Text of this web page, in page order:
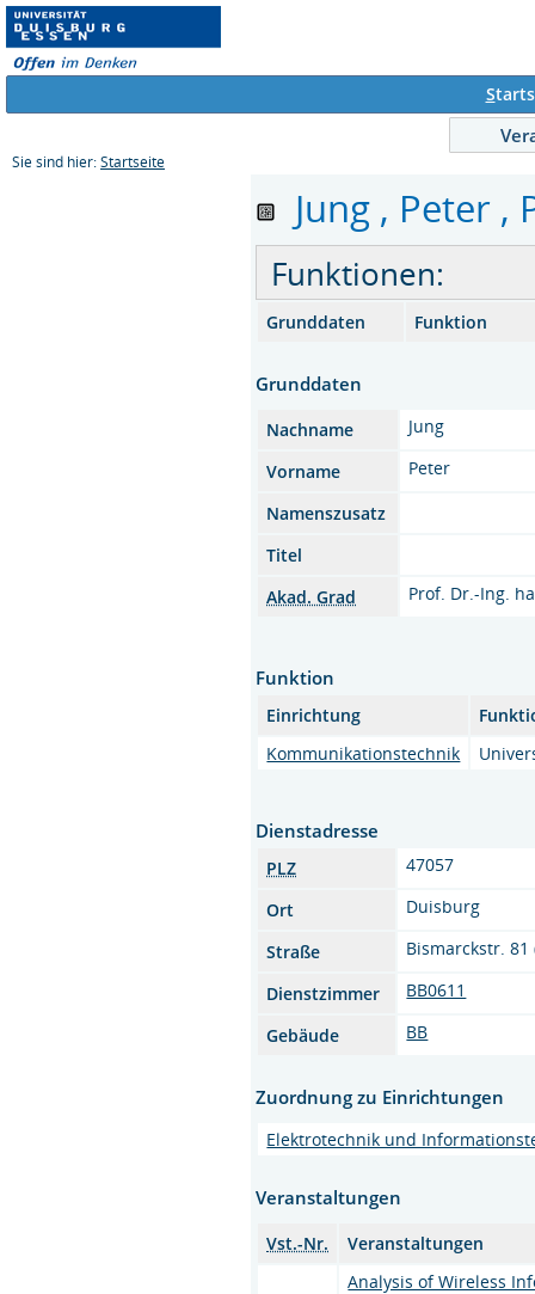
S
Sie sind hier: Startseite
Jung , Peter ,
Funktionen:
Grunddaten Funktion
Grunddaten
Nachname
Jung
Vorname
Peter
Namenszusatz
Titel
Akad. Grad
Prof. Dr.-Ing.
Funktion
Einrichtung
Kommunikationstechnik
Dienstadresse
PLZ
47057
Ort
Duisburg
Straße
Bismarckstr. 81
Dienstzimmer
BB0611
Gebäude
BB
Zuordnung zu Einrichtungen
Elektrotechnik und
Veranstaltungen
Vst.-Nr.
Veranstaltungen
Analysis of Wireless